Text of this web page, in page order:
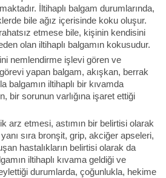
İltihaplı balgam durumlarında,
bile ağız içerisinde koku oluşur.
etmese bile, kişinin kendisini
olan iltihaplı balgamın kokusudur.
nemlendirme işlevi gören ve
yapan balgam, akışkan, berrak
balgamın iltihaplı bir kıvamda
bir sorunun varlığına işaret ettiği
arz etmesi, astımın bir belirtisi olarak
sıra bronşit, grip, akciğer apseleri,
hastalıkların belirtisi olarak da
iltihaplı kıvama geldiği ve
durumlarda, çoğunlukla, hekime